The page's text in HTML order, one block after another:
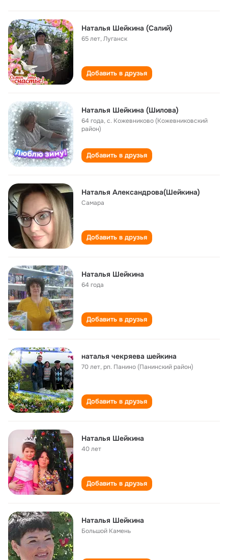
Наталья Шейкина (Салий)
65 лет,Луганск
Добавить в друзья
Наталья Шейкина (Шилова)
64 года,с. Кожевниково (Кожевниковский
район)
Добавить в друзья
Наталья Александрова(Шейкина)
Самара
Добавить в друзья
Наталья Шейкина
64 года
Добавить в друзья
наталья чекряева шейкина
70 лет,рп. Панино (Панинский район)
Добавить в друзья
Наталья Шейкина
40 лет
Добавить в друзья
Наталья Шейкина
Большой Камень